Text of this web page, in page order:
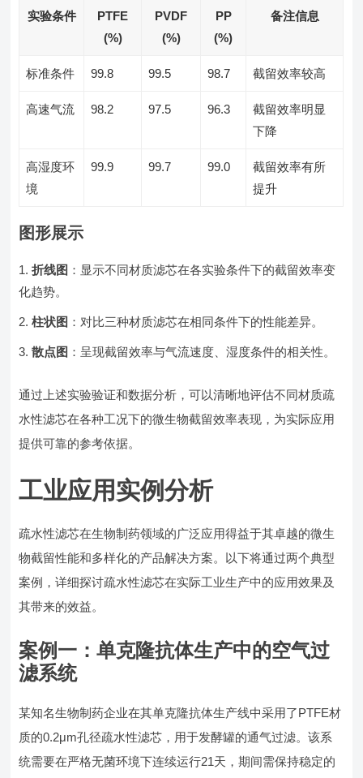
实验条件
PTFE
(%)
PVDF
(%)
PP
(%)
备注信息
标准条件 99.8 99.5 98.7 截留效率较高
高速气流 98.2 97.5 96.3
截留效率明显
下降
高湿度环
境
99.9 99.7 99.0
截留效率有所
提升
图形展示
折线图 ：显示不同材质滤芯在各实验条件下的截留效率变
化趋势。
柱状图 ：对比三种材质滤芯在相同条件下的性能差异。
散点图 ：呈现截留效率与气流速度、湿度条件的相关性。
通过上述实验验证和数据分析，可以清晰地评估不同材质疏
水性滤芯在各种工况下的微生物截留效率表现，为实际应用
提供可靠的参考依据。
工业应用实例分析
疏水性滤芯在生物制药领域的广泛应用得益于其卓越的微生
物截留性能和多样化的产品解决方案。以下将通过两个典型
案例，详细探讨疏水性滤芯在实际工业生产中的应用效果及
其带来的效益。
案例一：单克隆抗体生产中的空气过
滤系统
某知名生物制药企业在其单克隆抗体生产线中采用了PTFE材
质的0.2μm孔径疏水性滤芯，用于发酵罐的通气过滤。该系
统需要在严格无菌环境下连续运行21天，期间需保持稳定的